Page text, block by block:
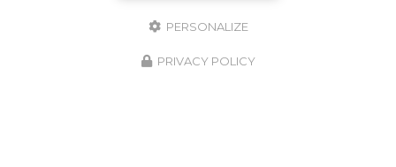
PERSONALIZE
PRIVACY POLICY